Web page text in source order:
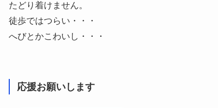
たどり着けません。
徒歩ではつらい・・・
へびとかこわいし・・・
応援お願いします